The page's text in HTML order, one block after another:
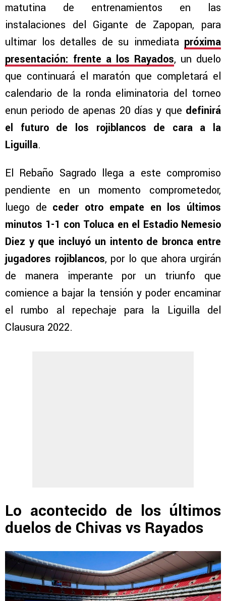
matutina de entrenamientos en las
instalaciones del Gigante de Zapopan, para
ultimar los detalles de su inmediata próxima
presentación: frente a los Rayados, un duelo
que continuará el maratón que completará el
calendario de la ronda eliminatoria del torneo
enun periodo de apenas 20 días y que definirá
el futuro de los rojiblancos de cara a la
Liguilla.
El Rebaño Sagrado llega a este compromiso
pendiente en un momento comprometedor,
luego de ceder otro empate en los últimos
minutos 1-1 con Toluca en el Estadio Nemesio
Diez y que incluyó un intento de bronca entre
jugadores rojiblancos, por lo que ahora urgirán
de manera imperante por un triunfo que
comience a bajar la tensión y poder encaminar
el rumbo al repechaje para la Liguilla del
Clausura 2022.
Lo acontecido de los últimos
duelos de Chivas vs Rayados